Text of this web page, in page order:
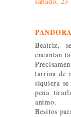
PANDORA
Beatriz,
encantan
tarrina de
siquiera
pena
animo.
Besitos